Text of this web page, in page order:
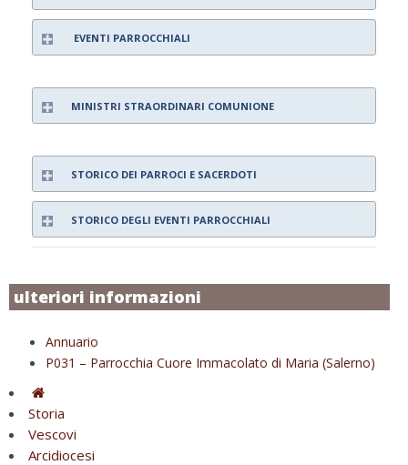
EVENTI PARROCCHIALI
MINISTRI STRAORDINARI COMUNIONE
STORICO DEI PARROCI E SACERDOTI
STORICO DEGLI EVENTI PARROCCHIALI
ulteriori informazioni
Annuario
P031 – Parrocchia Cuore Immacolato di Maria (Salerno)
Storia
Vescovi
Arcidiocesi